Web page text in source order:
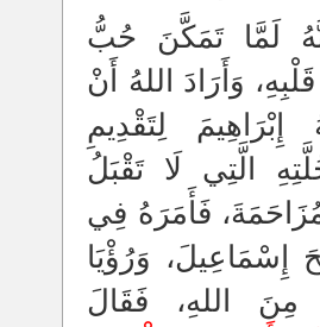
لَمَّا تَمَكَّنَ حُبُّ
وَأَرَادَ اللهُ أَنْ
لِتَقْدِيمِ
الَّتِي لَا تَقْبَلُ
فَأَمَرَهُ فِي
إِسْمَاعِيلَ، وَرُؤْيَا
مِنَ اللهِ، فَقَالَ